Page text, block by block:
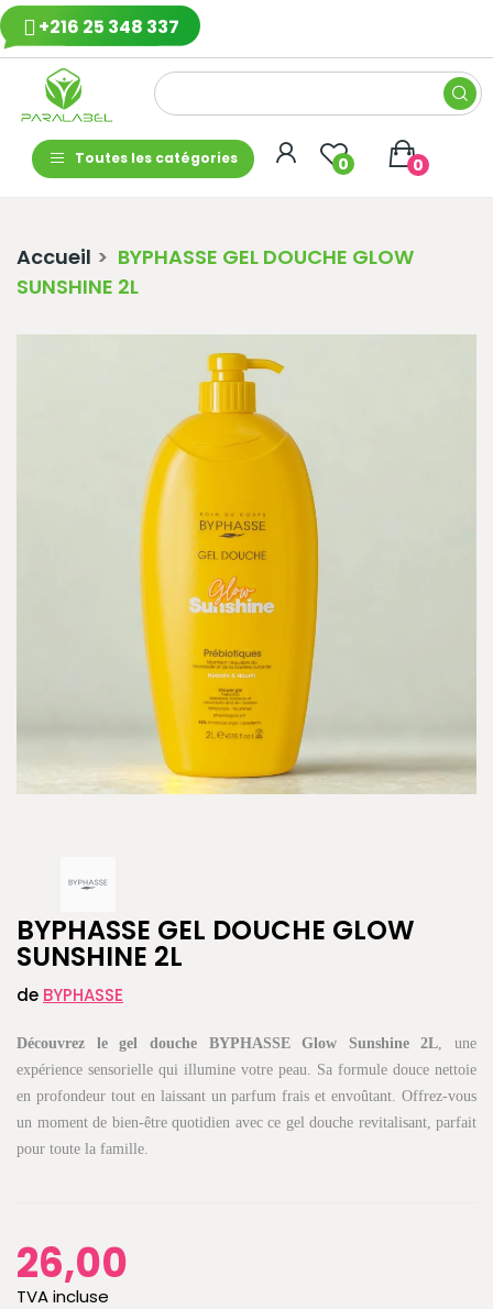
+216 25 348 337
Toutes les catégories 0 0
Accueil
BYPHASSE GEL DOUCHE GLOW
SUNSHINE 2L
BYPHASSE GEL DOUCHE GLOW
SUNSHINE 2L
de BYPHASSE
Découvrez le gel douche BYPHASSE Glow Sunshine 2L , une
expérience sensorielle qui illumine votre peau. Sa formule douce nettoie
en profondeur tout en laissant un parfum frais et envoûtant. Offrez-vous
un moment de bien-être quotidien avec ce gel douche revitalisant, parfait
pour toute la famille.
26,00
TVA incluse